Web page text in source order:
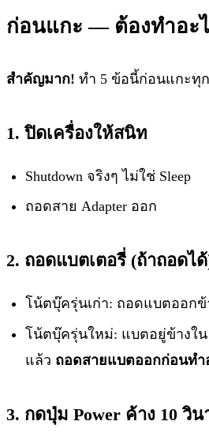
ก่อนแกะ — ต้องทำอะ
สำคัญมาก! ทำ 5 ข้อนี้ก่อนแกะทุ
1. ปิดเครื่องให้สนิท
Shutdown จริงๆ ไม่ใช่ Sleep
ถอดสาย Adapter ออก
2. ถอดแบตเตอรี่ (ถ้าถอดไ
โน้ตบุ๊ครุ่นเก่า: ถอดแบตออกข้
โน้ตบุ๊ครุ่นใหม่: แบตอยู่ข้างใ
แล้ว ถอดสายแบตออกก่อนทำ
3. กดปุ่ม Power ค้าง 10 วิน